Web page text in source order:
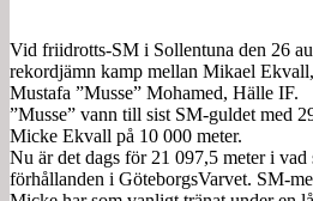
Vid friidrotts-SM i Sollentuna den 26
rekordjämn kamp mellan Mikael
Mustafa ”Musse” Mohamed, Hälle IF.
”Musse” vann till sist SM-guldet med
Micke Ekvall på 10 000 meter.
Nu är det dags för 21 097,5 meter i vad
förhållanden i GöteborgsVarvet. SM-